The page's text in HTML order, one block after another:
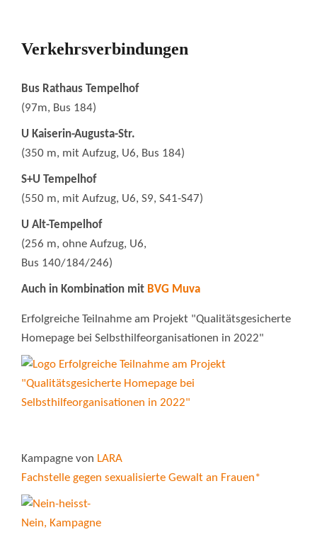
Verkehrsverbindungen
Bus Rathaus Tempelhof
(97m, Bus 184)
U Kaiserin-Augusta-Str.
(350 m, mit Aufzug, U6, Bus 184)
S+U Tempelhof
(550 m, mit Aufzug, U6, S9, S41-S47)
U Alt-Tempelhof
(256 m, ohne Aufzug, U6,
Bus 140/184/246)
Auch in Kombination mit BVG Muva
Erfolgreiche Teilnahme am Projekt "Qualitätsgesicherte
Homepage bei Selbsthilfeorganisationen in 2022"
Kampagne von LARA
Fachstelle gegen sexualisierte Gewalt an Frauen*